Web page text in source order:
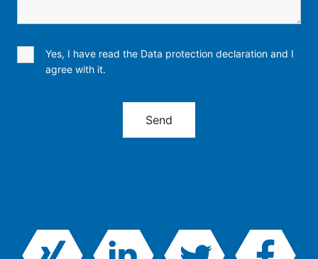
Yes, I have read the Data protection declaration and I
agree with it.